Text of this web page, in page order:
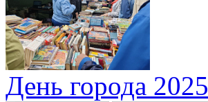
День города 2025